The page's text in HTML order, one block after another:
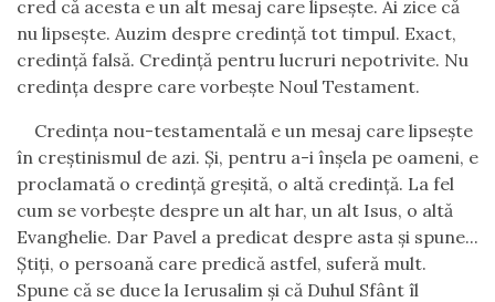
cred că acesta e un alt mesaj care lipseşte. Ai zice că
nu lipseşte. Auzim despre credinţă tot timpul. Exact,
credinţă falsă. Credinţă pentru lucruri nepotrivite. Nu
credinţa despre care vorbeşte Noul Testament.
Credinţa nou-testamentală e un mesaj care lipseşte
în creştinismul de azi. Şi, pentru a-i înşela pe oameni, e
proclamată o credinţă greşită, o altă credinţă. La fel
cum se vorbeşte despre un alt har, un alt Isus, o altă
Evanghelie. Dar Pavel a predicat despre asta şi spune...
Ştiţi, o persoană care predică astfel, suferă mult.
Spune că se duce la Ierusalim şi că Duhul Sfânt îl